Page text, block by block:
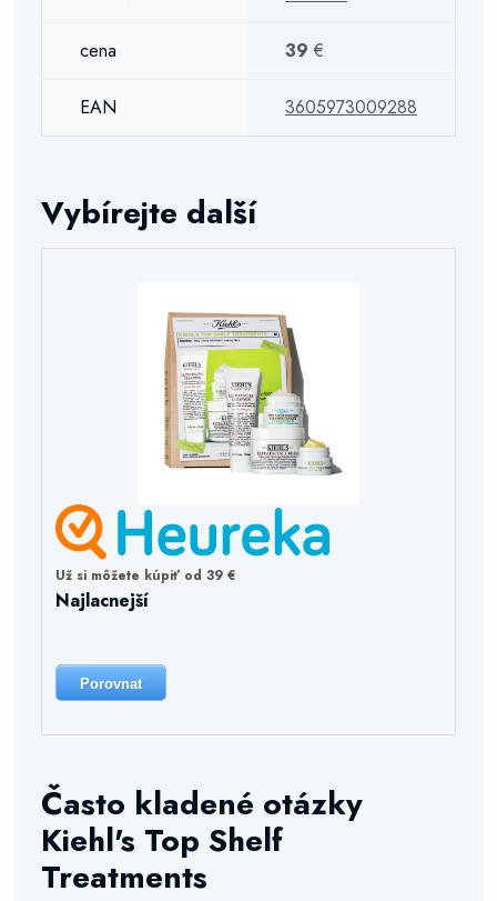
cena 39 €
EAN 3605973009288
Vybírejte další
Už si môžete kúpiť od 39 €
Najlacnejší
Porovnat
Často kladené otázky
Kiehl's Top Shelf
Treatments